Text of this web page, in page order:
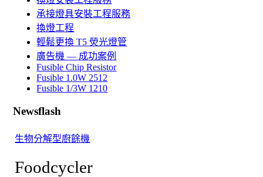
承接燈具安裝工程服務
換燈工程
輕鬆更換 T5 熒光燈管
廣告機 — 成功案例
Fusible Chip Resistor
Fusible 1.0W 2512
Fusible 1/3W 1210
Newsflash
生物分解型廚餘機
Foodcycler